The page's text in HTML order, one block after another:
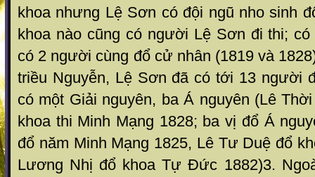
khoa nhưng Lệ Sơn có đội ngũ nho sinh
khoa nào cũng có người Lệ Sơn đi thi;
có 2 người cùng đổ cử nhân (1819 và
triều Nguyễn, Lệ Sơn đã có tới 13 người
có một Giải nguyên, ba Á nguyên (Lê
khoa thi Minh Mạng 1828; ba vị đổ Á
đổ năm Minh Mạng 1825, Lê Tư Duệ đổ
Lương Nhị đổ khoa Tự Đức 1882)3.